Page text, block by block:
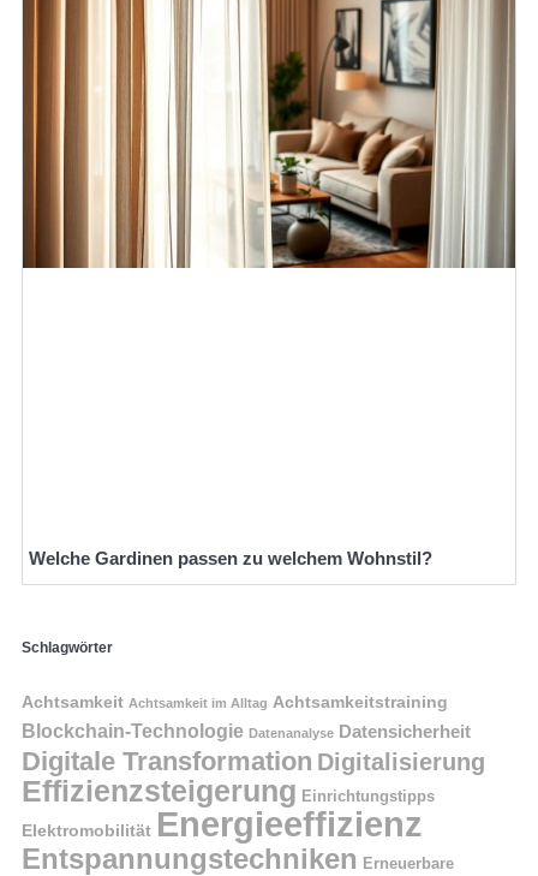
Welche Gardinen passen zu welchem Wohnstil?
Schlagwörter
Achtsamkeit Achtsamkeit im Alltag Achtsamkeitstraining
Blockchain-Technologie Datenanalyse Datensicherheit
Digitale Transformation Digitalisierung
Effizienzsteigerung Einrichtungstipps
Elektromobilität Energieeffizienz
Entspannungstechniken Erneuerbare